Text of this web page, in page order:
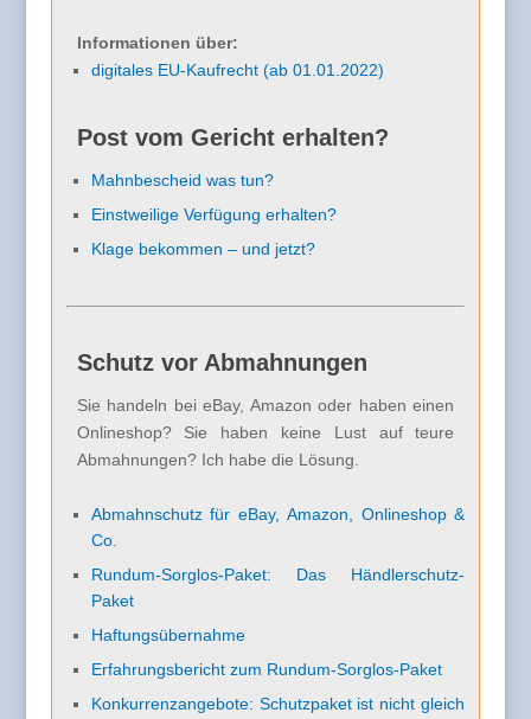
Informationen über:
digitales EU-Kaufrecht (ab 01.01.2022)
Post vom Gericht erhalten?
Mahnbescheid was tun?
Einstweilige Verfügung erhalten?
Klage bekommen – und jetzt?
Schutz vor Abmahnungen
Sie handeln bei eBay, Amazon oder haben einen
Onlineshop? Sie haben keine Lust auf teure
Abmahnungen? Ich habe die Lösung.
Abmahnschutz für eBay, Amazon, Onlineshop &
Co.
Rundum-Sorglos-Paket: Das Händlerschutz-
Paket
Haftungsübernahme
Erfahrungsbericht zum Rundum-Sorglos-Paket
Konkurrenzangebote: Schutzpaket ist nicht gleich